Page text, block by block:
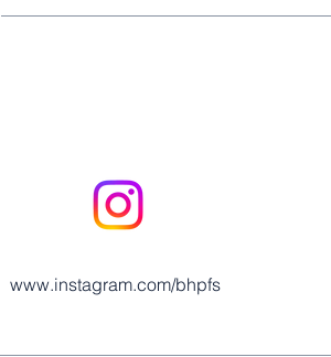
www.instagram.com/bhpfs